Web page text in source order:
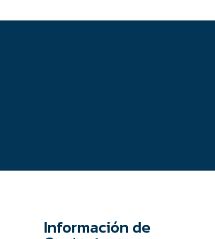
Información de